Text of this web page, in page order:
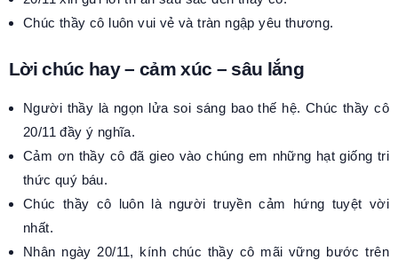
Chúc thầy cô luôn vui vẻ và tràn ngập yêu thương.
Lời chúc hay – cảm xúc – sâu lắng
Người thầy là ngọn lửa soi sáng bao thế hệ. Chúc thầy cô
20/11 đầy ý nghĩa.
Cảm ơn thầy cô đã gieo vào chúng em những hạt giống tri
thức quý báu.
Chúc thầy cô luôn là người truyền cảm hứng tuyệt vời
nhất.
Nhân ngày 20/11, kính chúc thầy cô mãi vững bước trên